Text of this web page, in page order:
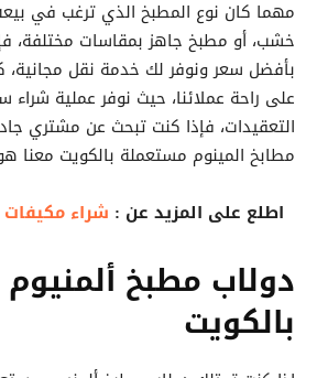
مهما كان نوع المطبخ الذي ترغب في
خشب، أو مطبخ جاهز بمقاسات مختلفة،
بأفضل سعر ونوفر لك خدمة نقل مجانية،
على راحة عملائنا، حيث نوفر عملية شراء
التعقيدات، فإذا كنت تبحث عن مشتري
مطابخ المينوم مستعملة بالكويت معنا هو
اطلع على المزيد عن : شراء
دولاب مطبخ
بالكويت